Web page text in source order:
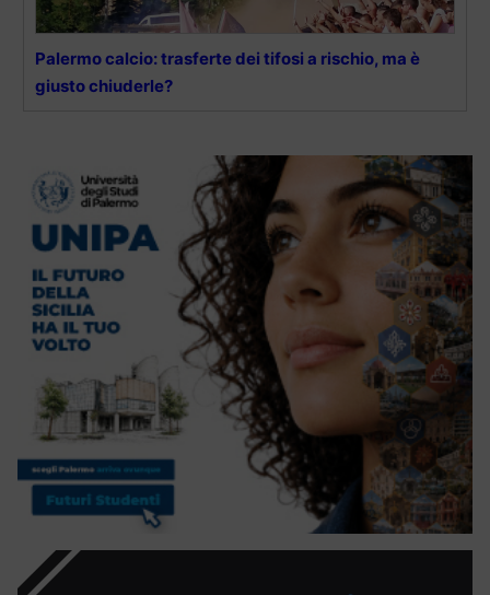
Palermo calcio: trasferte dei tifosi a rischio, ma è
giusto chiuderle?